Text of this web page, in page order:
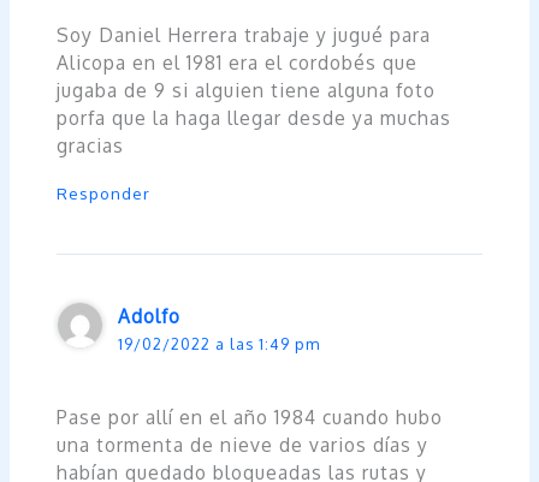
Soy Daniel Herrera trabaje y jugué para
Alicopa en el 1981 era el cordobés que
jugaba de 9 si alguien tiene alguna foto
porfa que la haga llegar desde ya muchas
gracias
Responder
Adolfo
19/02/2022 a las 1:49 pm
Pase por allí en el año 1984 cuando hubo
una tormenta de nieve de varios días y
habían quedado bloqueadas las rutas y